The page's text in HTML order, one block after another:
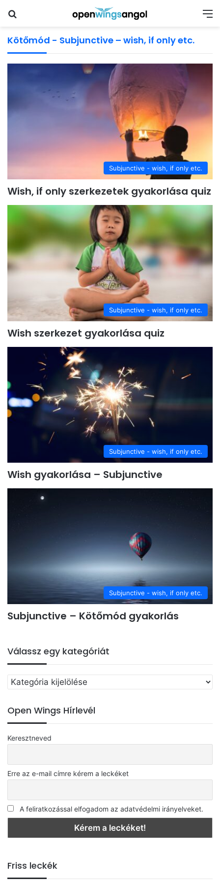
Kötőmód - Subjunctive – wish, if only etc.
Subjunctive - wish, if only etc.
Wish, if only szerkezetek gyakorlása quiz
Subjunctive - wish, if only etc.
Wish szerkezet gyakorlása quiz
Subjunctive - wish, if only etc.
Wish gyakorlása – Subjunctive
Subjunctive - wish, if only etc.
Subjunctive – Kötőmód gyakorlás
Válassz egy kategóriát
Válassz
egy
Open Wings Hírlevél
Keresztneved
Erre az e-mail címre kérem a leckéket
A feliratkozással elfogadom az adatvédelmi irányelveket.
Friss leckék